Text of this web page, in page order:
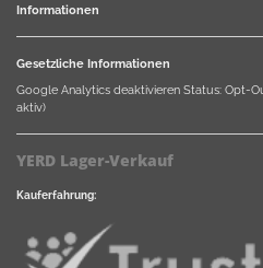
Informationen
Gesetzliche Informationen
Google Analytics deaktivieren Status: Opt-
aktiv)
YERD Lager-Verkauf
Kauferfahrung: